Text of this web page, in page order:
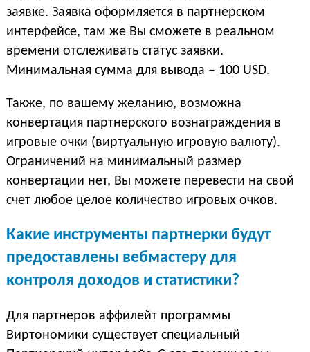
заявке. Заявка оформляется в партнерском
интерфейсе, там же Вы сможете в реальном
времени отслеживать статус заявки.
Минимальная сумма для вывода – 100 USD.
Также, по вашему желанию, возможна
конвертация партнерского вознаграждения в
игровые очки (виртуальную игровую валюту).
Ограничений на минимальный размер
конвертации нет, Вы можете перевести на свой
счет любое целое количество игровых очков.
Какие инструменты партнерки будут
предоставлены вебмастеру для
контроля доходов и статистики?
Для партнеров аффилейт программы
Виртономики существует специальный